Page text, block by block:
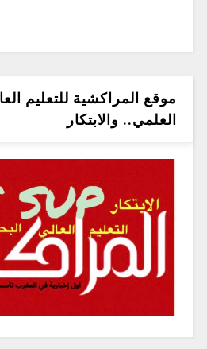
موقع المراكشية للتعليم
العلمي.. والابتكار